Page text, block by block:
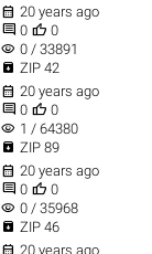
 20 years ago
 0  0
visibility 0 / 33891
 ZIP 42
 20 years ago
 0  0
visibility 1 / 64380
 ZIP 89
 20 years ago
 0  0
visibility 0 / 35968
 ZIP 46
 20 years ago